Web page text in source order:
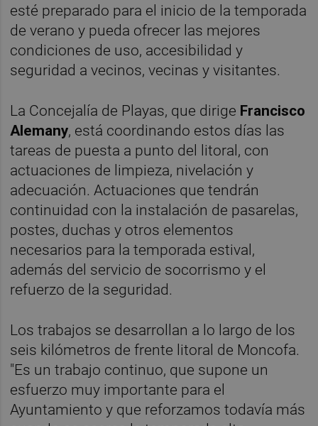
esté preparado para el inicio de la temporada
de verano y pueda ofrecer las mejores
condiciones de uso, accesibilidad y
seguridad a vecinos, vecinas y visitantes.
La Concejalía de Playas, que dirige Francisco
Alemany, está coordinando estos días las
tareas de puesta a punto del litoral, con
actuaciones de limpieza, nivelación y
adecuación. Actuaciones que tendrán
continuidad con la instalación de pasarelas,
postes, duchas y otros elementos
necesarios para la temporada estival,
además del servicio de socorrismo y el
refuerzo de la seguridad.
Los trabajos se desarrollan a lo largo de los
seis kilómetros de frente litoral de Moncofa.
"Es un trabajo continuo, que supone un
esfuerzo muy importante para el
Ayuntamiento y que reforzamos todavía más